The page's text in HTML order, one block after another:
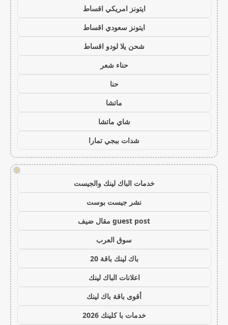
ايتونز امريكي اقساط
ايتونز سعودي اقساط
شحن يلا لودو اقساط
حناء شعر
حنا
ماتشا
شاي ماتشا
شدات ببجي تمارا
!
خدمات الباك لينك والجيست
نشر جيست بوست
guest post مقال ضيف
سوق العرب
باك لينك باقة 20
اعلانات الباك لينك
أقوى باقة باك لينك
خدمات با كلينك 2026